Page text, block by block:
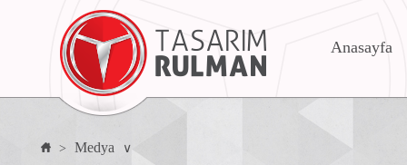
Anasayfa
> Medya ∨